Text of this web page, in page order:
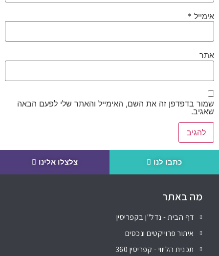
אימייל *
אתר
שמור בדפדפן זה את השם, האימייל והאתר שלי לפעם הבאה
שאגיב.
כתבו לנו צלצלו אלינו
מה באתר
דף הבית - נדל"ן בקפריסין
איתור פרוייקטים ונכסים
תכנית הליווי - קפריסין 360